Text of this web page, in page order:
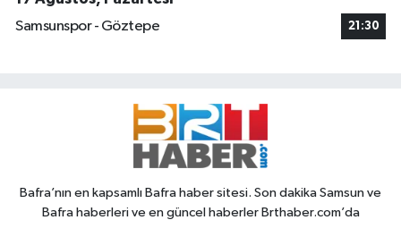
Samsunspor - Göztepe
21:30
Bafra’nın en kapsamlı Bafra haber sitesi. Son dakika Samsun ve
Bafra haberleri ve en güncel haberler Brthaber.com’da